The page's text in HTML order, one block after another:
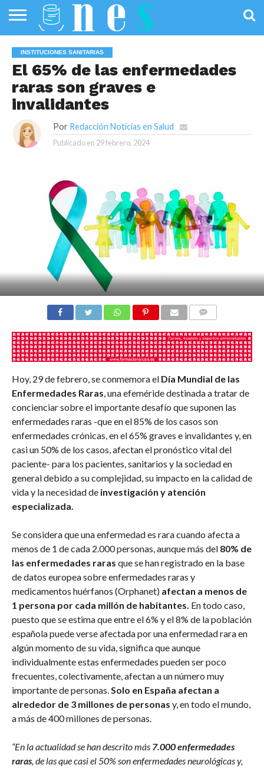
PÚBLICA
SANIDAD
INVESTIGACIÓN
ENTREVISTAS
PROFESIONALES
DE LA SALUD
INFOGRAFÍAS
DE SALUD
OPINIÓN
INSTITUCIONES SANITARIAS
El 65% de las enfermedades
raras son graves e
invalidantes
Por Redacción Noticias en Salud
Publicado en 29 febrero, 2024
Hoy, 29 de febrero, se conmemora el Día Mundial de las
Enfermedades Raras , una efeméride destinada a tratar de
concienciar sobre el importante desafío que suponen las
enfermedades raras -que en el 85% de los casos son
enfermedades crónicas, en el 65% graves e invalidantes y, en
casi un 50% de los casos, afectan el pronóstico vital del
paciente- para los pacientes, sanitarios y la sociedad en
general debido a su complejidad, su impacto en la calidad de
vida y la necesidad de investigación y atención
especializada.
Se considera que una enfermedad es rara cuando afecta a
menos de 1 de cada 2.000 personas, aunque más del 80% de
las enfermedades raras que se han registrado en la base
de datos europea sobre enfermedades raras y
medicamentos huérfanos (Orphanet) afectan a menos de
1 persona por cada millón de habitantes. En todo caso,
puesto que se estima que entre el 6% y el 8% de la población
española puede verse afectada por una enfermedad rara en
algún momento de su vida, significa que aunque
individualmente estas enfermedades pueden ser poco
frecuentes, colectivamente, afectan a un número muy
importante de personas. Solo en España afectan a
alrededor de 3 millones de personas y, en todo el mundo,
a más de 400 millones de personas.
“En la actualidad se han descrito más 7.000 enfermedades
raras, de las que casi el 50% son enfermedades neurológicas y,